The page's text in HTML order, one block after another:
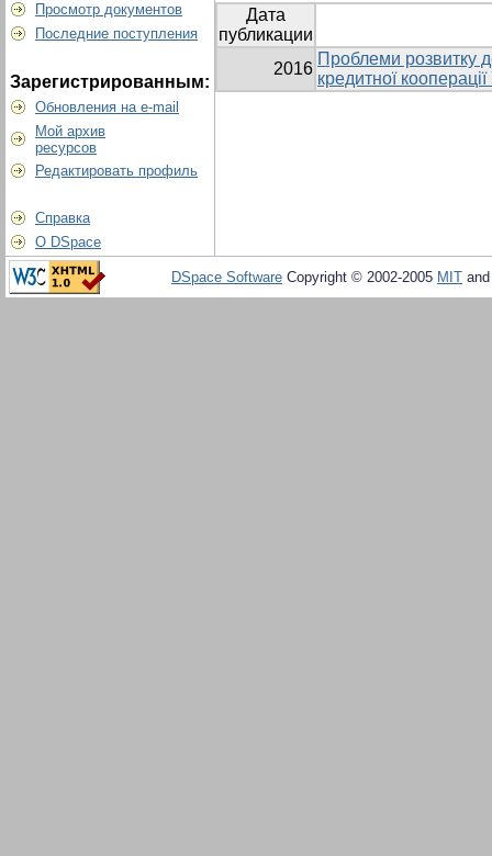
Просмотр документов
Последние поступления
Зарегистрированным:
Обновления на e-mail
Мой архив
ресурсов
Редактировать профиль
Справка
О DSpace
Дата
публикации
2016
Проблеми розвитку
кредитної кооперації
DSpace Software Copyright © 2002-2005 MIT